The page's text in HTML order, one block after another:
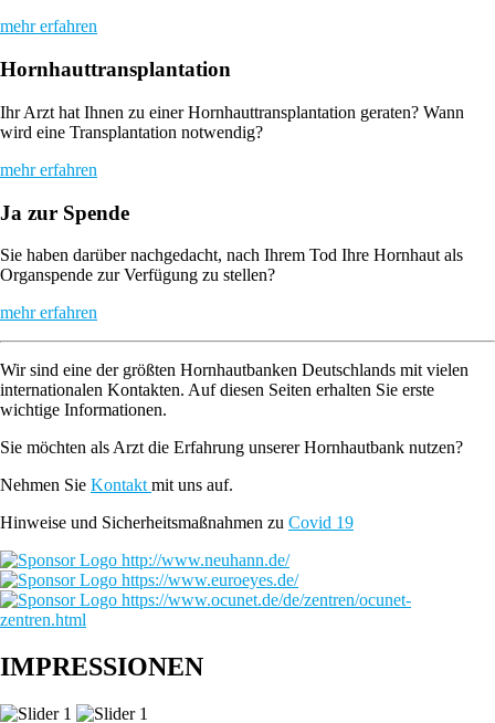
mehr erfahren
Hornhauttransplantation
Ihr Arzt hat Ihnen zu einer Hornhauttransplantation geraten? Wann
wird eine Transplantation notwendig?
mehr erfahren
Ja zur Spende
Sie haben darüber nachgedacht, nach Ihrem Tod Ihre Hornhaut als
Organspende zur Verfügung zu stellen?
mehr erfahren
Wir sind eine der größten Hornhautbanken Deutschlands mit vielen
internationalen Kontakten. Auf diesen Seiten erhalten Sie erste
wichtige Informationen.
Sie möchten als Arzt die Erfahrung unserer Hornhautbank nutzen?
Nehmen Sie Kontakt mit uns auf.
Hinweise und Sicherheitsmaßnahmen zu Covid 19
IMPRESSIONEN